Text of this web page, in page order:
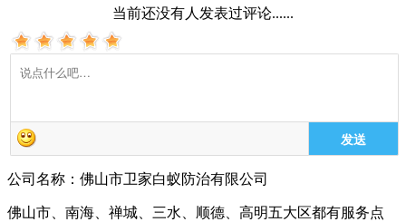
当前还没有人发表过评论......
发送
公司名称：佛山市卫家白蚁防治有限公司
佛山市、南海、禅城、三水、顺德、高明五大区都有服务点